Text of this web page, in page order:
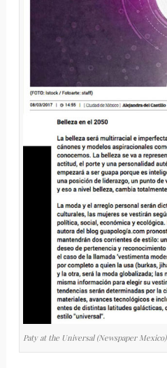
Paty at the Universal (Newspaper Mexico)